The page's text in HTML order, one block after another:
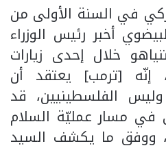
في السنة الأولى من
أخبر رئيس الوزراء
خلال إحدى زيارات
إنّه [ترمب] يعتقد أن
وليس الفلسطينيين، قد
في مسار عمليّة السلام
ووفق ما يكشف السيد